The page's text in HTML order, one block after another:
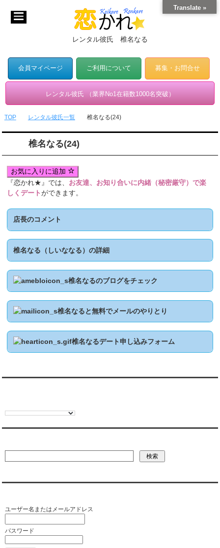
レンタル彼氏 椎名なる
会員マイページ ご利用について 募集・お問合せ
レンタル彼氏 （業界No1在籍数1000名突破）
TOP レンタル彼氏一覧 椎名なる(24)
椎名なる(24)
お気に入りに追加
『恋かれ★』では、 お友達、お知り合いに内緒（秘密厳守）で楽
しくデートができます。
店長のコメント
椎名なる（しいななる）の詳細
椎名なるのブログをチェック
椎名なると無料でメールのやりとり
椎名なるデート申し込みフォーム
ユーザー名またはメールアドレス
パスワード
Translate »